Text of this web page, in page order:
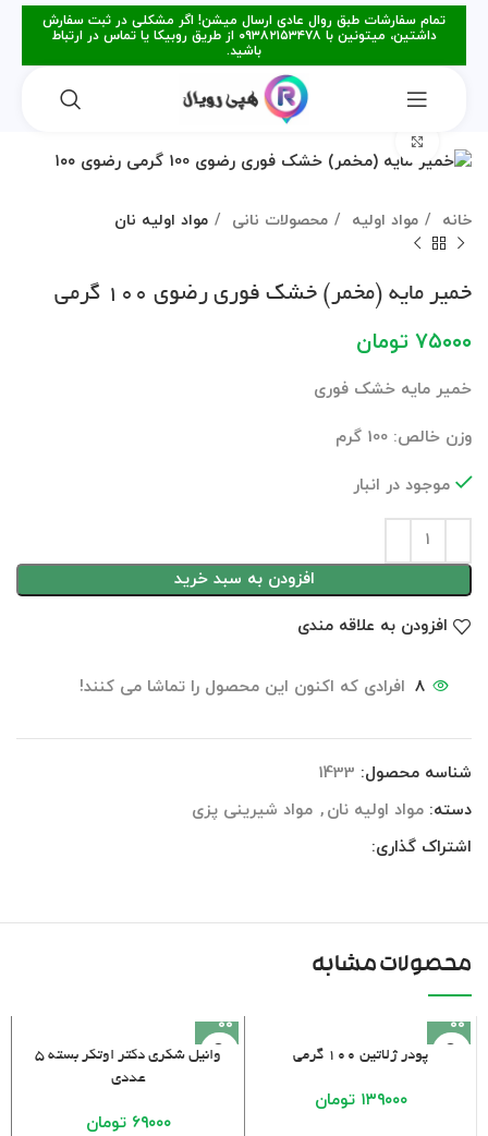
تمام سفارشات طبق روال عادی ارسال میشن! اگر مشکلی در ثبت سفارش
داشتین، میتونین با ۰۹۳۸۲۱۵۳۴۷۸ از طریق روبیکا یا تماس در ارتباط
باشید.
خانه مواد اولیه محصولات نانی مواد اولیه نان
خمیر مایه (مخمر) خشک فوری رضوی 100 گرمی
۷۵۰۰۰ تومان
خمیر مایه خشک فوری
وزن خالص: 100 گرم
موجود در انبار
افزودن به سبد خرید
افزودن به علاقه مندی
8 افرادی که اکنون این محصول را تماشا می کنند!
شناسه محصول: 1433
دسته: مواد اولیه نان, مواد شیرینی پزی
اشتراک گذاری:
محصولات مشابه
پودر ژلاتین ۱۰۰ گرمی
۱۳۹۰۰۰ تومان
وانیل شکری دکتر اوتکر بسته ۵
عددی
۶۹۰۰۰ تومان